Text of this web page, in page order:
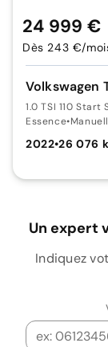
Volkswagen
1.0 TSI 110 Start
Essence•
2022•26 076
24 999 €
Dès 243 €/
Un expert
Indiquez